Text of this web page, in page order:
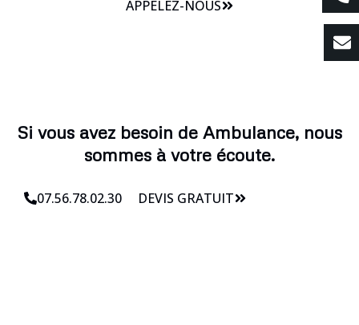
APPELEZ-NOUS
Si vous avez besoin de Ambulance, nous
sommes à votre écoute.
07.56.78.02.30 DEVIS GRATUIT